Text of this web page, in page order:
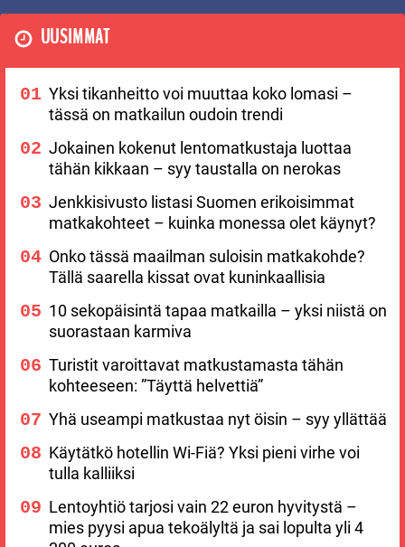
UUSIMMAT
Yksi tikanheitto voi muuttaa koko lomasi –
tässä on matkailun oudoin trendi
Jokainen kokenut lentomatkustaja luottaa
tähän kikkaan – syy taustalla on nerokas
Jenkkisivusto listasi Suomen erikoisimmat
matkakohteet – kuinka monessa olet käynyt?
Onko tässä maailman suloisin matkakohde?
Tällä saarella kissat ovat kuninkaallisia
10 sekopäisintä tapaa matkailla – yksi niistä on
suorastaan karmiva
Turistit varoittavat matkustamasta tähän
kohteeseen: ”Täyttä helvettiä”
Yhä useampi matkustaa nyt öisin – syy yllättää
Käytätkö hotellin Wi-Fiä? Yksi pieni virhe voi
tulla kalliiksi
Lentoyhtiö tarjosi vain 22 euron hyvitystä –
mies pyysi apua tekoälyltä ja sai lopulta yli 4